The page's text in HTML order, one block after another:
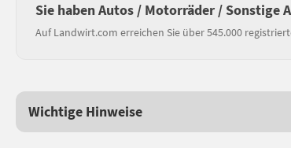
Sie haben Autos / Motorräder / Sonstige
Auf Landwirt.com erreichen Sie über 545.000
Wichtige Hinweise